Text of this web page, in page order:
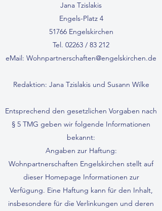
Jana Tzislakis
Engels-Platz 4
51766 Engelskirchen
Tel. 02263 / 83 212
eMail: Wohnpartnerschaften@engelskirchen.de
Redaktion: Jana Tzislakis und Susann Wilke
Entsprechend den gesetzlichen Vorgaben nach
§ 5 TMG geben wir folgende Informationen
bekannt:
Angaben zur Haftung:
Wohnpartnerschaften Engelskirchen stellt auf
dieser Homepage Informationen zur
Verfügung. Eine Haftung kann für den Inhalt,
insbesondere für die Verlinkungen und deren